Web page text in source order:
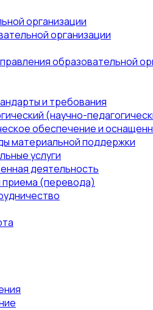
организации
организации
образовательной
и требования
(научно-
обеспечение и
материальной поддержки
услуги
деятельность
приема (перевода)